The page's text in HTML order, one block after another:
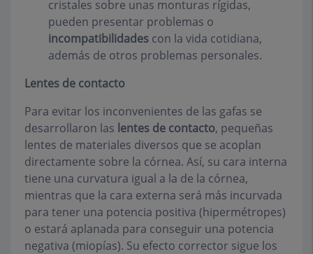
cristales sobre unas monturas rígidas,
pueden presentar problemas o
incompatibilidades con la vida cotidiana,
además de otros problemas personales.
Lentes de contacto
Para evitar los inconvenientes de las gafas se
desarrollaron las lentes de contacto, pequeñas
lentes de materiales diversos que se acoplan
directamente sobre la córnea. Así, su cara interna
tiene una curvatura igual a la de la córnea,
mientras que la cara externa será más incurvada
para tener una potencia positiva (hipermétropes)
o estará aplanada para conseguir una potencia
negativa (miopías). Su efecto corrector sigue los